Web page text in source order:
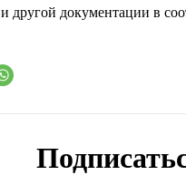
и другой документации в